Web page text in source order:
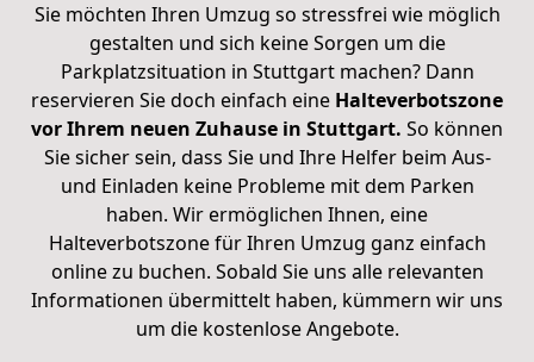
Sie möchten Ihren Umzug so stressfrei wie möglich
gestalten und sich keine Sorgen um die
Parkplatzsituation in Stuttgart machen? Dann
reservieren Sie doch einfach eine Halteverbotszone
vor Ihrem neuen Zuhause in Stuttgart. So können
Sie sicher sein, dass Sie und Ihre Helfer beim Aus-
und Einladen keine Probleme mit dem Parken
haben. Wir ermöglichen Ihnen, eine
Halteverbotszone für Ihren Umzug ganz einfach
online zu buchen. Sobald Sie uns alle relevanten
Informationen übermittelt haben, kümmern wir uns
um die kostenlose Angebote.